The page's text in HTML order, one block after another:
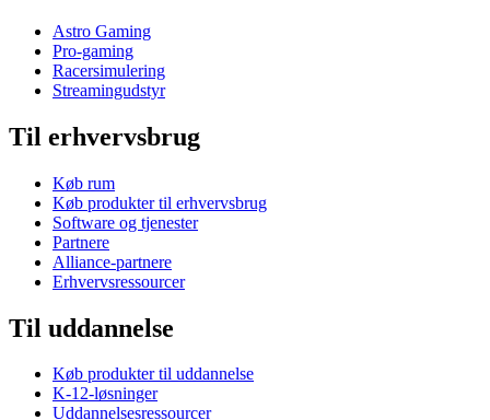
Astro Gaming
Pro-gaming
Racersimulering
Streamingudstyr
Til erhvervsbrug
Køb rum
Køb produkter til erhvervsbrug
Software og tjenester
Partnere
Alliance-partnere
Erhvervsressourcer
Til uddannelse
Køb produkter til uddannelse
K-12-løsninger
Uddannelsesressourcer